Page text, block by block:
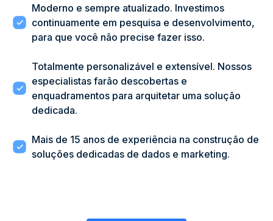
Moderno e sempre atualizado. Investimos
continuamente em pesquisa e desenvolvimento,
para que você não precise fazer isso.
Totalmente personalizável e extensível. Nossos
especialistas farão descobertas e
enquadramentos para arquitetar uma solução
dedicada.
Mais de 15 anos de experiência na construção de
soluções dedicadas de dados e marketing.